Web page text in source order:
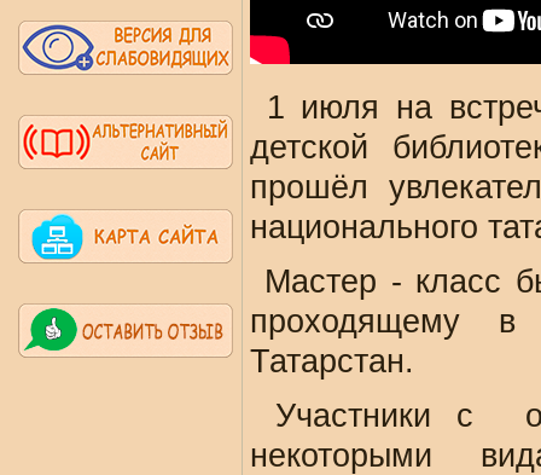
1 июля на
детской
прошёл
национального
Мастер - класс
проходящему
Татарстан.
Участники с
некоторыми